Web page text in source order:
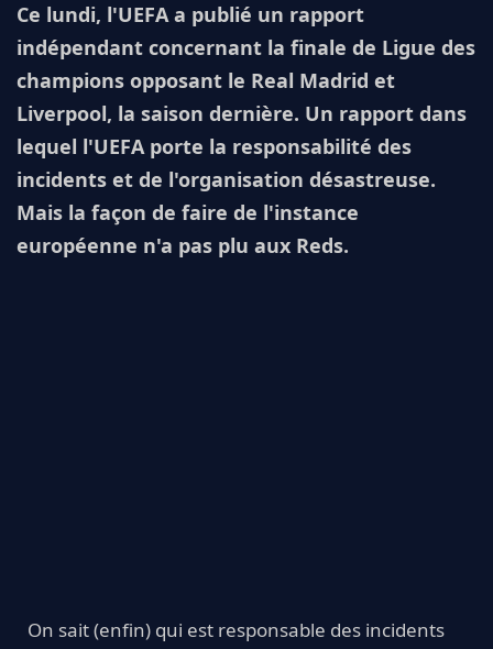
Ce lundi, l'UEFA a publié un rapport
indépendant concernant la finale de Ligue des
champions opposant le Real Madrid et
Liverpool, la saison dernière. Un rapport dans
lequel l'UEFA porte la responsabilité des
incidents et de l'organisation désastreuse.
Mais la façon de faire de l'instance
européenne n'a pas plu aux Reds.
On sait (enfin) qui est responsable des incidents